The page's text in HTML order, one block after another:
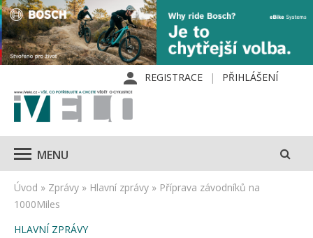
REGISTRACE PŘIHLÁŠENÍ
MENU
Úvod » Zprávy » Hlavní zprávy » Příprava závodníků na
1000Miles
HLAVNÍ ZPRÁVY